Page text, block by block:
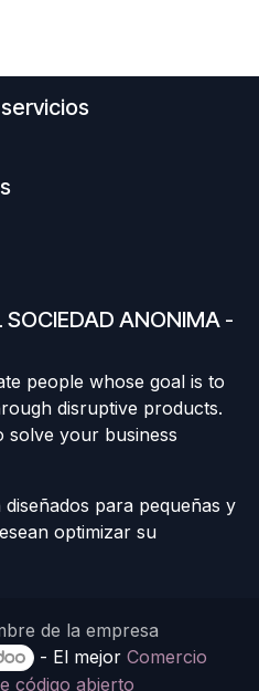
SOCIEDAD ANONIMA -
people whose goal is to
disruptive products.
solve your business
para pequeñas y
optimizar su
de la empresa
- El mejorComercio
código abierto